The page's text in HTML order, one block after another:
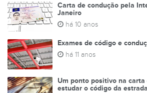
Carta de condução pela
Janeiro
há 10 anos
Exames de código e
há 11 anos
Um ponto positivo na carta
estudar o código da estrada